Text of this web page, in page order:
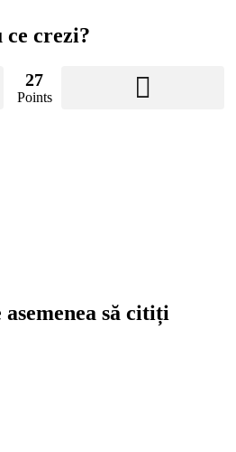
ce crezi?
27
Points
să citiți